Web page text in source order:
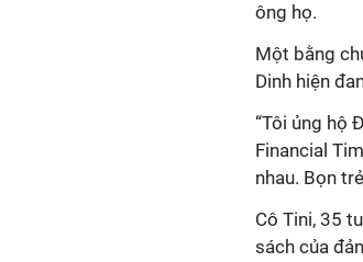
ông họ.
Một bằng
Dinh hiện
“Tôi ủng hộ
Financial
nhau. Bọn
Cô Tini, 35
sách của